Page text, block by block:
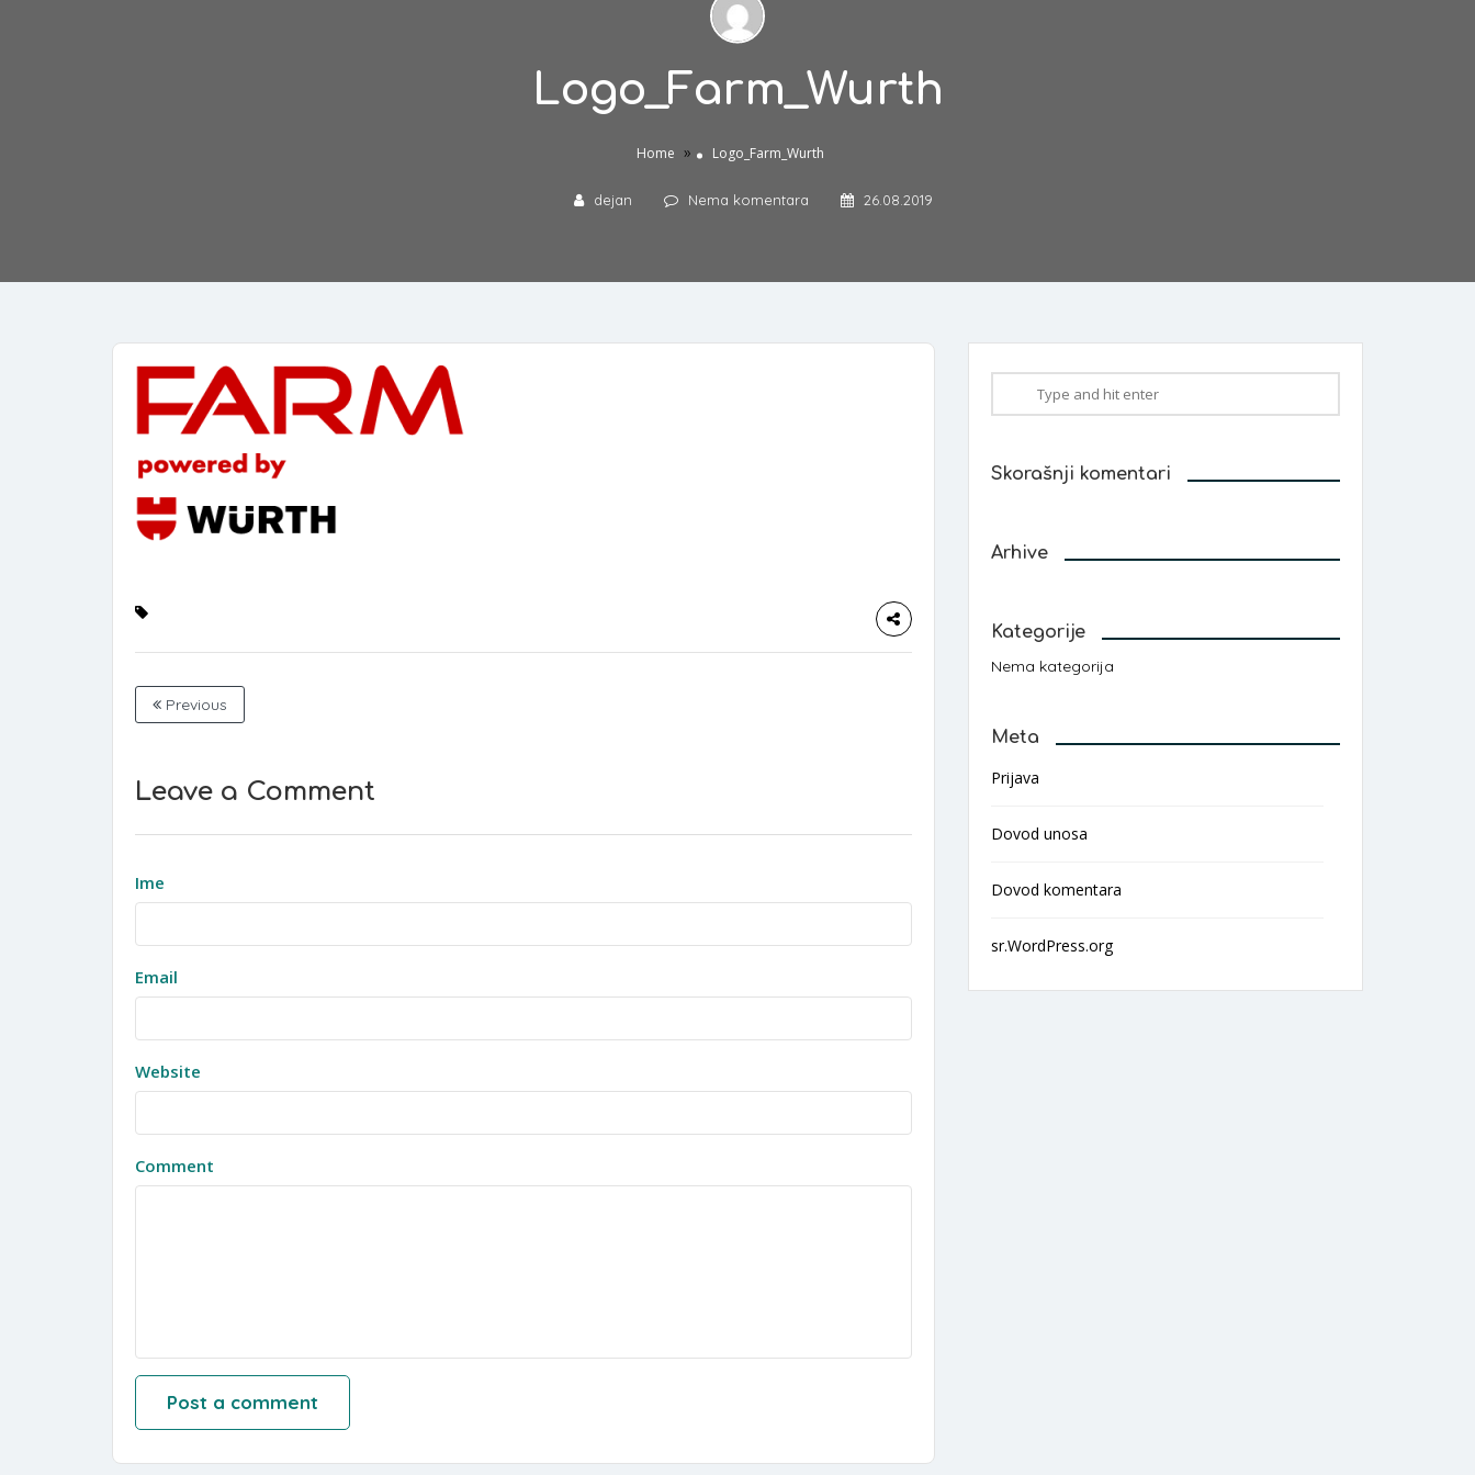
Logo_Farm_Wurth
Home » Logo_Farm_Wurth
dejan Nema komentara 26.08.2019
Previous
Leave a Comment
Ime
Email
Website
Comment
Skorašnji komentari
Arhive
Kategorije
Nema kategorija
Meta
Prijava
Dovod unosa
Dovod komentara
sr.WordPress.org